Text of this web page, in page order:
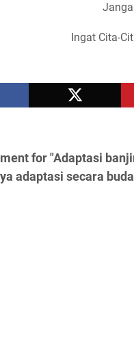
Ingat Cita-
for "Adaptasi
adaptasi secara